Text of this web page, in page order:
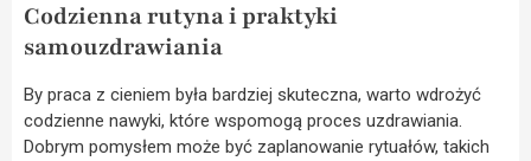
Codzienna rutyna i praktyki
samouzdrawiania
By praca z cieniem była bardziej skuteczna, warto wdrożyć
codzienne nawyki, które wspomogą proces uzdrawiania.
Dobrym pomysłem może być zaplanowanie rytuałów, takich